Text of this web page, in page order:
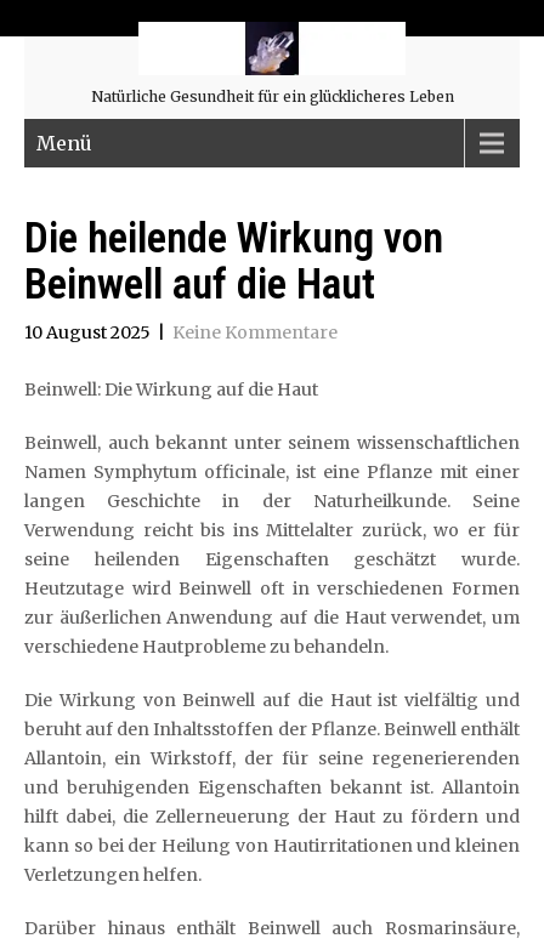
Natürliche Gesundheit für ein glücklicheres Leben
Menü
Die heilende Wirkung von
Beinwell auf die Haut
10 August 2025 Keine Kommentare
Beinwell: Die Wirkung auf die Haut
Beinwell, auch bekannt unter seinem wissenschaftlichen
Namen Symphytum officinale, ist eine Pflanze mit einer
langen Geschichte in der Naturheilkunde. Seine
Verwendung reicht bis ins Mittelalter zurück, wo er für
seine heilenden Eigenschaften geschätzt wurde.
Heutzutage wird Beinwell oft in verschiedenen Formen
zur äußerlichen Anwendung auf die Haut verwendet, um
verschiedene Hautprobleme zu behandeln.
Die Wirkung von Beinwell auf die Haut ist vielfältig und
beruht auf den Inhaltsstoffen der Pflanze. Beinwell enthält
Allantoin, ein Wirkstoff, der für seine regenerierenden
und beruhigenden Eigenschaften bekannt ist. Allantoin
hilft dabei, die Zellerneuerung der Haut zu fördern und
kann so bei der Heilung von Hautirritationen und kleinen
Verletzungen helfen.
Darüber hinaus enthält Beinwell auch Rosmarinsäure,